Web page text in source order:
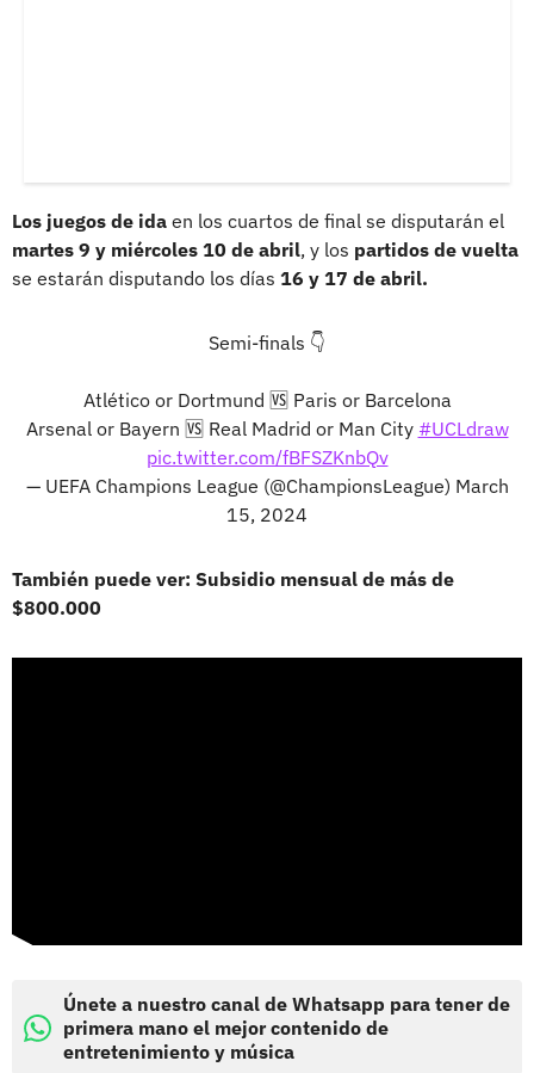
Los juegos de ida en los cuartos de final se disputarán el
martes 9 y miércoles 10 de abril, y los partidos de vuelta
se estarán disputando los días 16 y 17 de abril.
Semi-finals 👇
Atlético or Dortmund 🆚 Paris or Barcelona
Arsenal or Bayern 🆚 Real Madrid or Man City #UCLdraw
pic.twitter.com/fBFSZKnbQv
— UEFA Champions League (@ChampionsLeague) March
15, 2024
También puede ver: Subsidio mensual de más de
$800.000
Únete a nuestro canal de Whatsapp para tener de
primera mano el mejor contenido de
entretenimiento y música